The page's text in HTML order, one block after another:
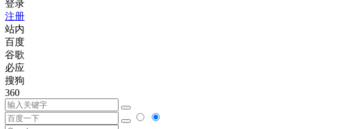
登录
注册
站内
百度
谷歌
必应
搜狗
360